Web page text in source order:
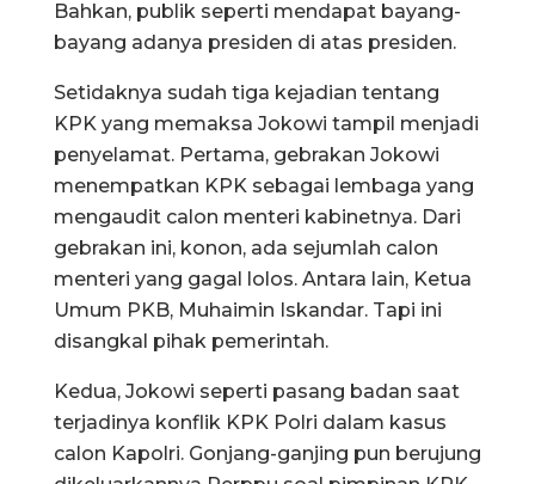
Bahkan, publik seperti mendapat bayang-
bayang adanya presiden di atas presiden.
Setidaknya sudah tiga kejadian tentang
KPK yang memaksa Jokowi tampil menjadi
penyelamat. Pertama, gebrakan Jokowi
menempatkan KPK sebagai lembaga yang
mengaudit calon menteri kabinetnya. Dari
gebrakan ini, konon, ada sejumlah calon
menteri yang gagal lolos. Antara lain, Ketua
Umum PKB, Muhaimin Iskandar. Tapi ini
disangkal pihak pemerintah.
Kedua, Jokowi seperti pasang badan saat
terjadinya konflik KPK Polri dalam kasus
calon Kapolri. Gonjang-ganjing pun berujung